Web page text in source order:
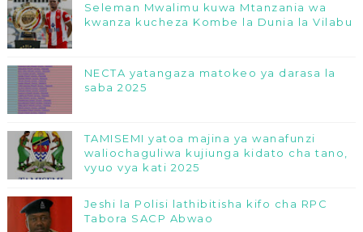
Seleman Mwalimu kuwa Mtanzania wa
kwanza kucheza Kombe la Dunia la Vilabu
NECTA yatangaza matokeo ya darasa la
saba 2025
TAMISEMI yatoa majina ya wanafunzi
waliochaguliwa kujiunga kidato cha tano,
vyuo vya kati 2025
Jeshi la Polisi lathibitisha kifo cha RPC
Tabora SACP Abwao